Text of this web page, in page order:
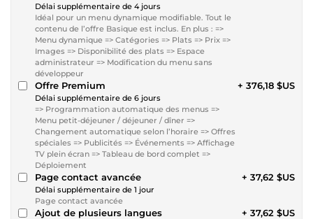
Délai supplémentaire de 4 jours
Idéal pour un menu dynamique modifiable. Tout le
contenu de l’offre Basique est inclus. En plus : =>
Menu dynamique => Catégories => Plats => Prix =>
Images => Disponibilité des plats => Espace
administrateur => Modification du menu sans
développeur
Offre Premium
Délai supplémentaire de 6 jours
=> Programmation automatique des menus =>
Menu petit-déjeuner / déjeuner / dîner =>
Changement automatique selon l’horaire => Offres
spéciales => Publicités => Événements => Affichage
TV plein écran => Tableau de bord complet =>
Déploiement
+ 376,18 $US
Page contact avancée
Délai supplémentaire de 1 jour
Page contact avancée
+ 37,62 $US
Ajout de plusieurs langues + 37,62 $US